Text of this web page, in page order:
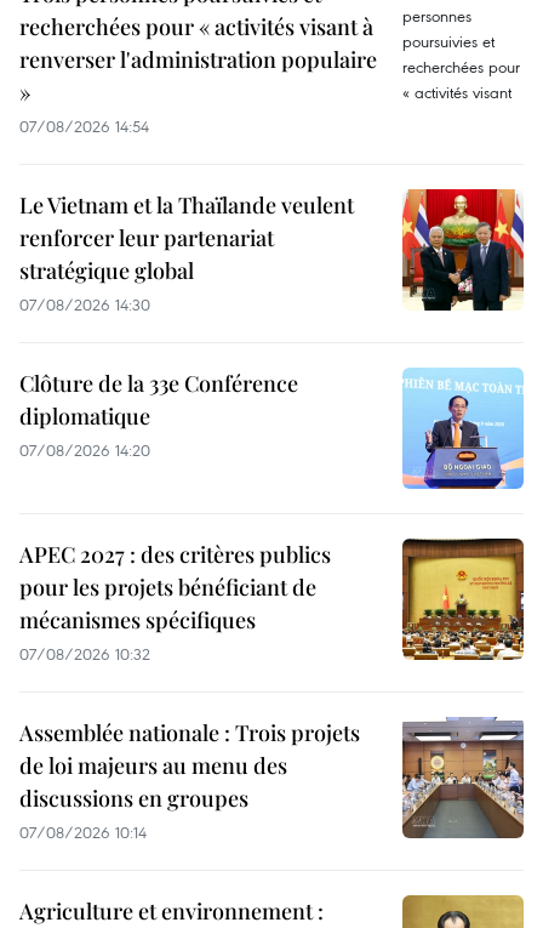
recherchées pour « activités visant à
renverser l'administration populaire
»
07/08/2026 14:54
Le Vietnam et la Thaïlande veulent
renforcer leur partenariat
stratégique global
07/08/2026 14:30
Clôture de la 33e Conférence
diplomatique
07/08/2026 14:20
APEC 2027 : des critères publics
pour les projets bénéficiant de
mécanismes spécifiques
07/08/2026 10:32
Assemblée nationale : Trois projets
de loi majeurs au menu des
discussions en groupes
07/08/2026 10:14
Agriculture et environnement :